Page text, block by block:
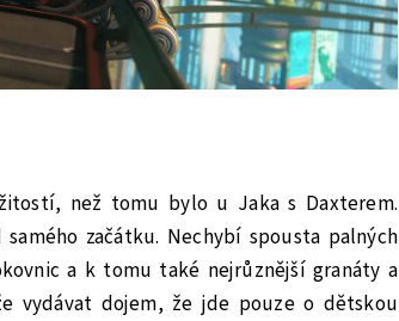
než tomu bylo u Jaka s Daxterem.
začátku. Nechybí spousta palných
a k tomu také nejrůznější granáty a
vydávat dojem, že jde pouze o dětskou